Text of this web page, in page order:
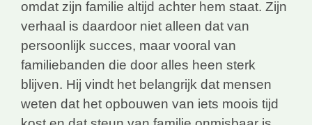
omdat zijn familie altijd achter hem staat. Zijn
verhaal is daardoor niet alleen dat van
persoonlijk succes, maar vooral van
familiebanden die door alles heen sterk
blijven. Hij vindt het belangrijk dat mensen
weten dat het opbouwen van iets moois tijd